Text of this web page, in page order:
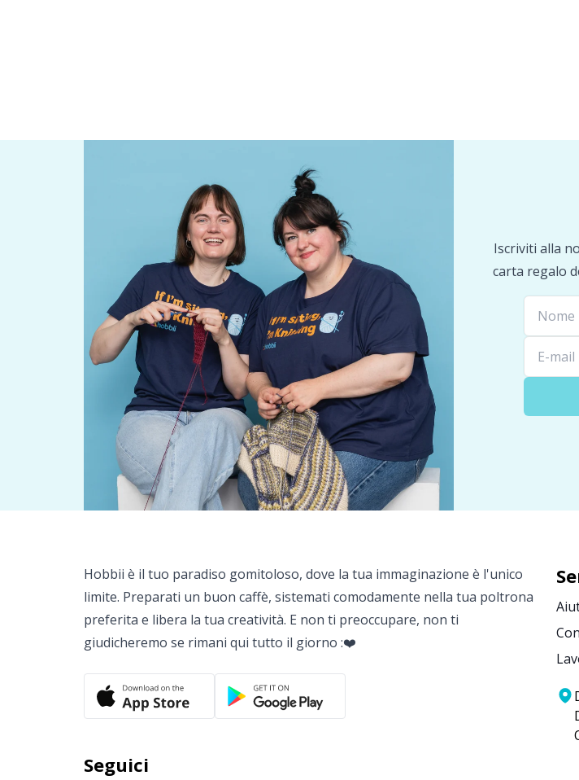
Iscriviti alla
carta regalo
Hobbii è il tuo paradiso gomitoloso, dove la tua immaginazione è l'unico
limite. Preparati un buon caffè, sistemati comodamente nella tua poltrona
preferita e libera la tua creatività. E non ti preoccupare, non ti
giudicheremo se rimani qui tutto il giorno :❤️
Seguici